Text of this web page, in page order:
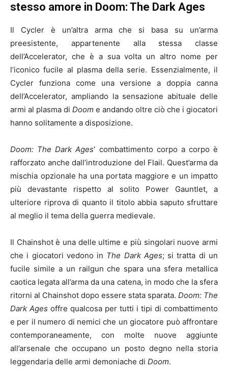
stesso amore in Doom: The Dark Ages
Il Cycler è un’altra arma che si basa su un’arma
preesistente, appartenente alla stessa classe
dell’Accelerator, che è a sua volta un altro nome per
l’iconico fucile al plasma della serie. Essenzialmente, il
Cycler funziona come una versione a doppia canna
dell’Accelerator, ampliando la sensazione abituale delle
armi al plasma di Doom e andando oltre ciò che i giocatori
hanno solitamente a disposizione.
Doom: The Dark Ages‘ combattimento corpo a corpo è
rafforzato anche dall’introduzione del Flail. Quest’arma da
mischia opzionale ha una portata maggiore e un impatto
più devastante rispetto al solito Power Gauntlet, a
ulteriore riprova di quanto il titolo abbia saputo sfruttare
al meglio il tema della guerra medievale.
Il Chainshot è una delle ultime e più singolari nuove armi
che i giocatori vedono in The Dark Ages; si tratta di un
fucile simile a un railgun che spara una sfera metallica
caotica legata all’arma da una catena, in modo che la sfera
ritorni al Chainshot dopo essere stata sparata. Doom: The
Dark Ages offre qualcosa per tutti i tipi di combattimento
e per il numero di nemici che un giocatore può affrontare
contemporaneamente, con molte nuove aggiunte
all’arsenale che occupano un posto degno nella storia
leggendaria delle armi demoniache di Doom.